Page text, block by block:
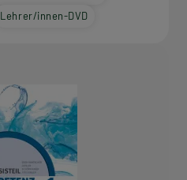
Lehrer/innen-DVD